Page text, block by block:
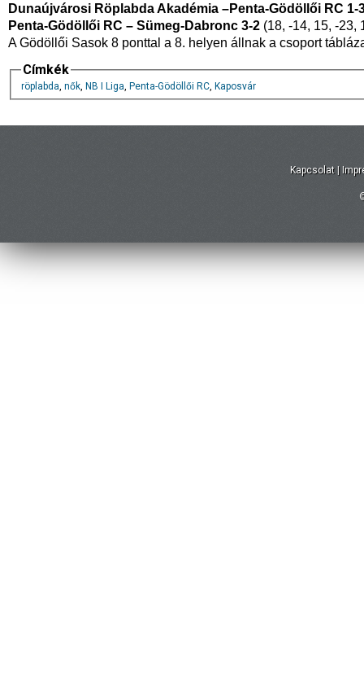
Dunaújvárosi Röplabda Akadémia –Penta-Gödöllői RC 1-
Penta-Gödöllői RC – Sümeg-Dabronc 3-2 (18, -14, 15, -23,
A Gödöllői Sasok 8 ponttal a 8. helyen állnak a csoport
Címkék
röplabda, nők, NB I Liga, Penta-Gödöllői RC, Kaposvár
Kapcsolat |